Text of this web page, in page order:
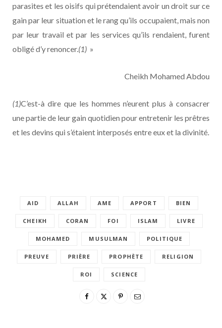
parasites et les oisifs qui prétendaient avoir un droit sur ce
gain par leur situation et le rang qu’ils occupaient, mais non
par leur travail et par les services qu’ils rendaient, furent
obligé d’y renoncer.(1) »
Cheikh Mohamed Abdou
(1)C’est-à dire que les hommes n’eurent plus à consacrer
une partie de leur gain quotidien pour entretenir les prêtres
et les devins qui s’étaient interposés entre eux et la divinité.
AID ALLAH AME APPORT BIEN
CHEIKH CORAN FOI ISLAM LIVRE
MOHAMED MUSULMAN POLITIQUE
PREUVE PRIÈRE PROPHÈTE RELIGION
ROI SCIENCE